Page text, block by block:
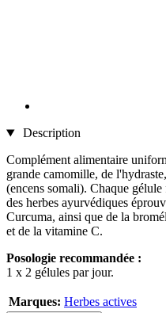
Description
Complément alimentaire
grande camomille, de
(encens somali). Chaque
des herbes ayurvédiques
Curcuma, ainsi que de la
et de la vitamine C.
Posologie recommandée :
1 x 2 gélules par jour.
Marques: Herbes actives